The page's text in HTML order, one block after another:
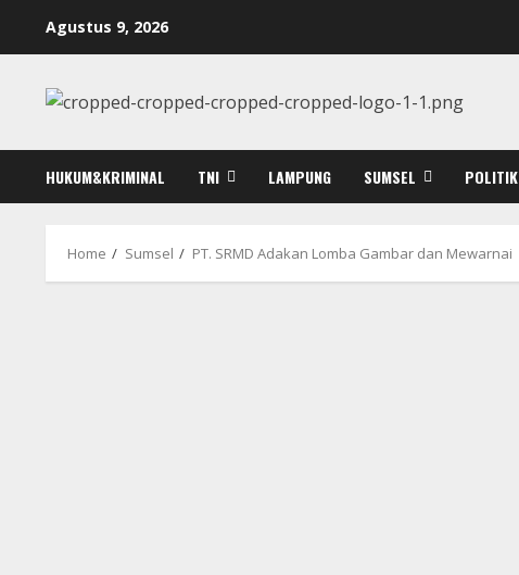
Agustus 9, 2026
HUKUM&KRIMINAL TNI LAMPUNG SUMSEL POLITIK
Home Sumsel PT. SRMD Adakan Lomba Gambar dan Mewarnai